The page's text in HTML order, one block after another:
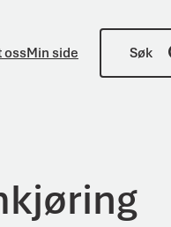
ossMin side Søk